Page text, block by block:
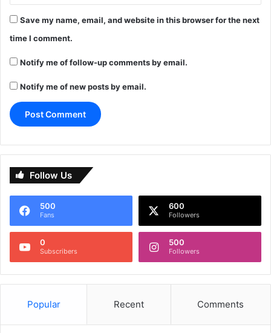
Save my name, email, and website in this browser for the next
time I comment.
Notify me of follow-up comments by email.
Notify me of new posts by email.
Follow Us
500
Fans
600
Followers
0
Subscribers
500
Followers
Popular Recent Comments